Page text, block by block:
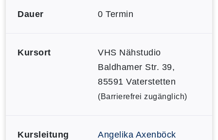
Dauer 0 Termin
Kursort
VHS Nähstudio
Baldhamer Str. 39,
85591 Vaterstetten
(Barrierefrei zugänglich)
Kursleitung Angelika Axenböck